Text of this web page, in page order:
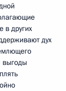
в других
дух
выгоды